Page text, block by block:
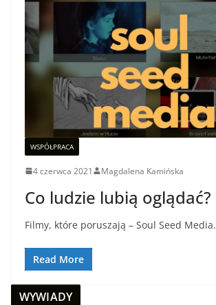
WSPÓŁPRACA
4 czerwca 2021 Magdalena Kamińska
Co ludzie lubią oglądać?
Filmy, które poruszają – Soul Seed Media.
Read More
WYWIADY